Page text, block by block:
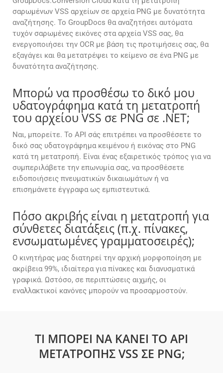
σαρωμένων VSS αρχείων σε αρχεία PNG με δυνατότητα
αναζήτησης. Το GroupDocs θα αναζητήσει αυτόματα
τυχόν σαρωμένες εικόνες στα αρχεία VSS σας, θα
ενεργοποιήσει την OCR με βάση τις προτιμήσεις σας, θα
εξαγάγει και θα μετατρέψει το κείμενο σε ένα PNG με
δυνατότητα αναζήτησης.
Μπορώ να προσθέσω το δικό μου
υδατογράφημα κατά τη μετατροπή
του αρχείου VSS σε PNG σε .NET;
Ναι, μπορείτε. Το API σάς επιτρέπει να προσθέσετε το
δικό σας υδατογράφημα κειμένου ή εικόνας στο PNG
κατά τη μετατροπή. Είναι ένας εξαιρετικός τρόπος για να
συμπεριλάβετε την επωνυμία σας, να προσθέσετε
ειδοποιήσεις πνευματικών δικαιωμάτων ή να
επισημάνετε έγγραφα ως εμπιστευτικά.
Πόσο ακριβής είναι η μετατροπή για
σύνθετες διατάξεις (π.χ. πίνακες,
ενσωματωμένες γραμματοσειρές);
Ο κινητήρας μας διατηρεί την αρχική μορφοποίηση με
ακρίβεια 99%, ιδιαίτερα για πίνακες και διανυσματικά
γραφικά. Ωστόσο, σε περιπτώσεις αιχμής, οι
εναλλακτικοί κανόνες μπορούν να προσαρμοστούν.
ΤΙ ΜΠΟΡΕΊ ΝΑ ΚΆΝΕΙ ΤΟ API
ΜΕΤΑΤΡΟΠΉΣ VSS ΣΕ PNG;